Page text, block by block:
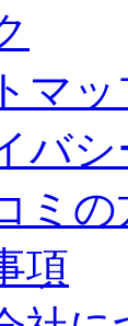
マッ
バ
ミの
項